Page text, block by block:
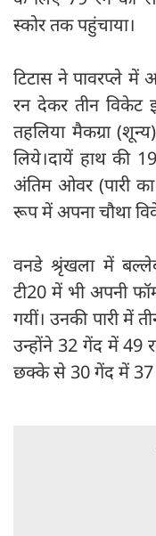
स्कोर तक पहुंचाया।
टिटास ने पावरप्ले
रन देकर तीन विकेट
तहलिया मैकग्रा
लिये।दायें हाथ की
अंतिम ओवर (पारी
रूप में अपना चौथा
वनडे श्रृंखला में
टी20 में भी अपनी
गयीं। उनकी पारी
उन्होंने 32 गेंद में 49
छक्के से 30 गेंद में 37